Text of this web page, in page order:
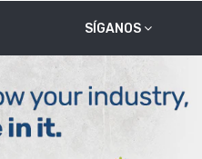
SÍGANOS